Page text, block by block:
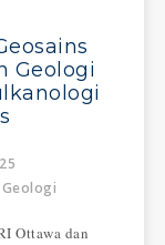
Geologi
Ottawa dan